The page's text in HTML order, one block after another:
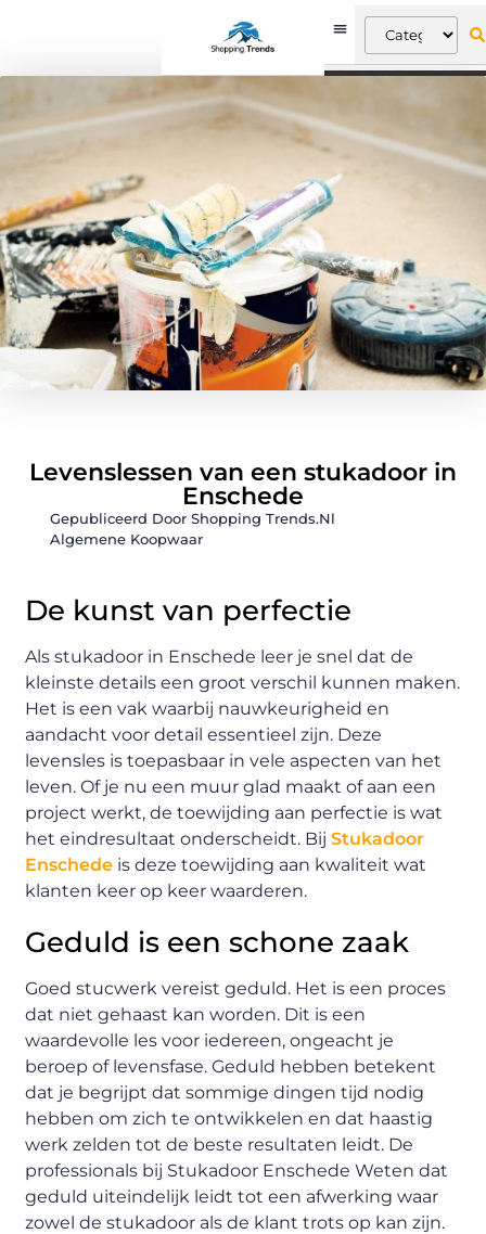
Levenslessen van een stukadoor in
Enschede
Gepubliceerd Door Shopping Trends.nl
Algemene Koopwaar
De kunst van perfectie
Als stukadoor in Enschede leer je snel dat de
kleinste details een groot verschil kunnen maken.
Het is een vak waarbij nauwkeurigheid en
aandacht voor detail essentieel zijn. Deze
levensles is toepasbaar in vele aspecten van het
leven. Of je nu een muur glad maakt of aan een
project werkt, de toewijding aan perfectie is wat
het eindresultaat onderscheidt. BijStukadoor
Enschede is deze toewijding aan kwaliteit wat
klanten keer op keer waarderen.
Geduld is een schone zaak
Goed stucwerk vereist geduld. Het is een proces
dat niet gehaast kan worden. Dit is een
waardevolle les voor iedereen, ongeacht je
beroep of levensfase. Geduld hebben betekent
dat je begrijpt dat sommige dingen tijd nodig
hebben om zich te ontwikkelen en dat haastig
werk zelden tot de beste resultaten leidt. De
professionals bij Stukadoor Enschede Weten dat
geduld uiteindelijk leidt tot een afwerking waar
zowel de stukadoor als de klant trots op kan zijn.